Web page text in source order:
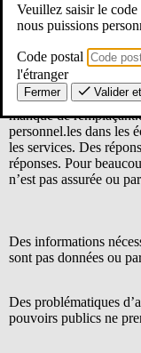
1834 fiches du
2025. Une grande
à l’inclusion sans
croissantes entre
violences physiques et
manque de
personnel.les dans les
les services. Des
réponses. Pour
n’est pas assurée ou
Des informations
sont pas données ou
Des problématiques
pouvoirs publics ne
Veuillez saisir le
nous puissions
Code postal
l'étranger
Fermer Valider